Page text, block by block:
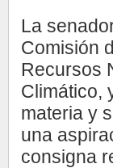
La
Comisión
Recursos
Climático,
materia y
una
consigna